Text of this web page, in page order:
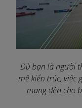
Dù bạn là người
mê kiến trúc, việc
mang đến cho